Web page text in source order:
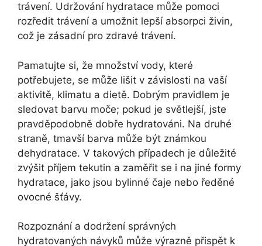
trávení. Udržování hydratace může pomoci
rozředit trávení a umožnit lepší absorpci živin,
což je zásadní pro zdravé trávení.
Pamatujte si, že množství vody, které
potřebujete, se může lišit v závislosti na vaší
aktivitě, klimatu a dietě. Dobrým pravidlem je
sledovat barvu moče; pokud je světlejší, jste
pravděpodobně dobře hydratováni. Na druhé
straně, tmavší barva může být známkou
dehydratace. V takových případech je důležité
zvýšit příjem tekutin a zaměřit se i na jiné formy
hydratace, jako jsou bylinné čaje nebo ředěné
ovocné šťávy.
Rozpoznání a dodržení správných
hydratovaných návyků může výrazně přispět k